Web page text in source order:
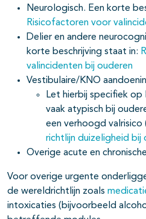
Neurologisch. Een korte
Risicofactoren voor
Delier en andere
korte beschrijving staat in:
valincidenten bij ouderen
Vestibulaire/KNO
Let hierbij specifiek
vaak atypisch bij
een verhoogd valrisico
richtlijn duizeligheid bij
Overige acute en
Voor overige urgente
de wereldrichtlijn zoals
intoxicaties (bijvoorbeeld